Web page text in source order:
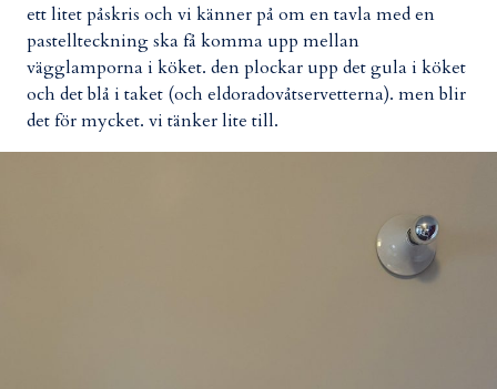
ett litet påskris och vi känner på om en tavla med en
pastellteckning ska få komma upp mellan
vägglamporna i köket. den plockar upp det gula i köket
och det blå i taket (och eldoradovåtservetterna). men blir
det för mycket. vi tänker lite till.